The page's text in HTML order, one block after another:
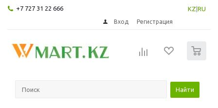
+7 727 31 22 666 KZ RU
Вход Регистрация
Найти